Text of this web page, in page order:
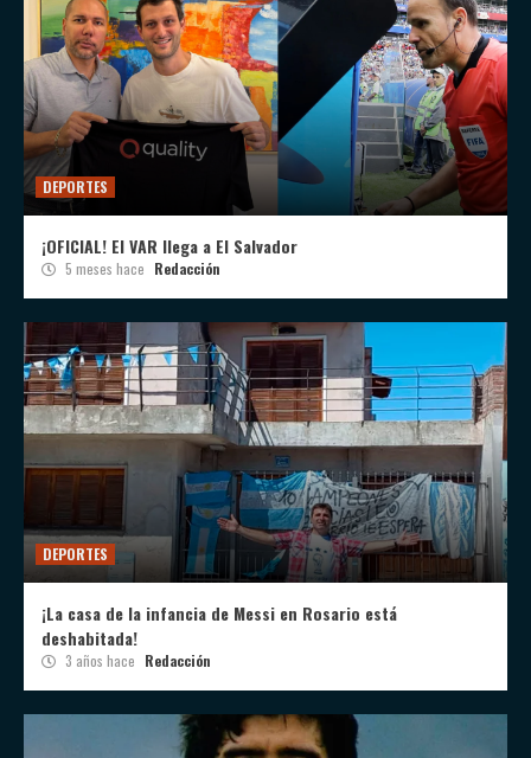
DEPORTES
¡OFICIAL! El VAR llega a El Salvador
5 meses hace Redacción
DEPORTES
¡La casa de la infancia de Messi en Rosario está
deshabitada!
3 años hace Redacción